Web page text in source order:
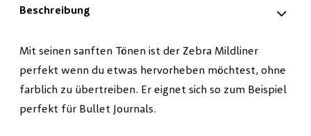
Beschreibung
Mit seinen sanften Tönen ist der Zebra Mildliner
perfekt wenn du etwas hervorheben möchtest, ohne
farblich zu übertreiben. Er eignet sich so zum Beispiel
perfekt für Bullet Journals.